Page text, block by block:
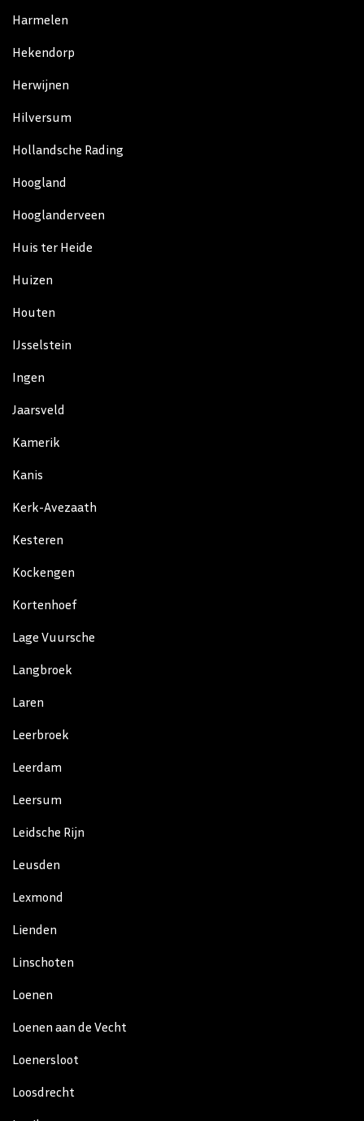
Harmelen
Hekendorp
Herwijnen
Hilversum
Hollandsche Rading
Hoogland
Hooglanderveen
Huis ter Heide
Huizen
Houten
IJsselstein
Ingen
Jaarsveld
Kamerik
Kanis
Kerk-Avezaath
Kesteren
Kockengen
Kortenhoef
Lage Vuursche
Langbroek
Laren
Leerbroek
Leerdam
Leersum
Leidsche Rijn
Leusden
Lexmond
Lienden
Linschoten
Loenen
Loenen aan de Vecht
Loenersloot
Loosdrecht